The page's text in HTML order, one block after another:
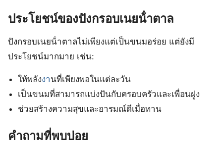
ประโยชน์ของปังกรอบเนยน้ําตาล
ปังกรอบเนยน้ําตาลไม่เพียงแต่เป็นขนมอร่อย แต่ยังมี
ประโยชน์มากมาย เช่น:
ให้พลังงานที่เพียงพอในแต่ละวัน
เป็นขนมที่สามารถแบ่งปันกับครอบครัวและเพื่อนฝูง
ช่วยสร้างความสุขและอารมณ์ดีเมื่อทาน
คำถามที่พบบ่อย